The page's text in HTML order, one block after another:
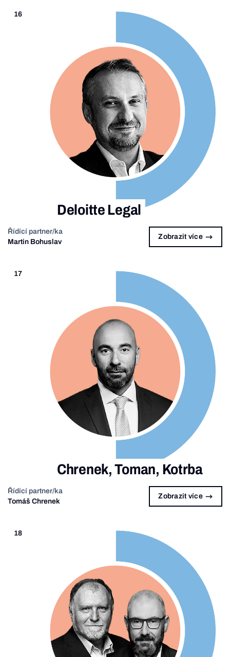
16
Deloitte Legal
Řídící partner/ka
Martin Bohuslav
Zobrazit více
17
Chrenek, Toman, Kotrba
Řídící partner/ka
Tomáš Chrenek
Zobrazit více
18